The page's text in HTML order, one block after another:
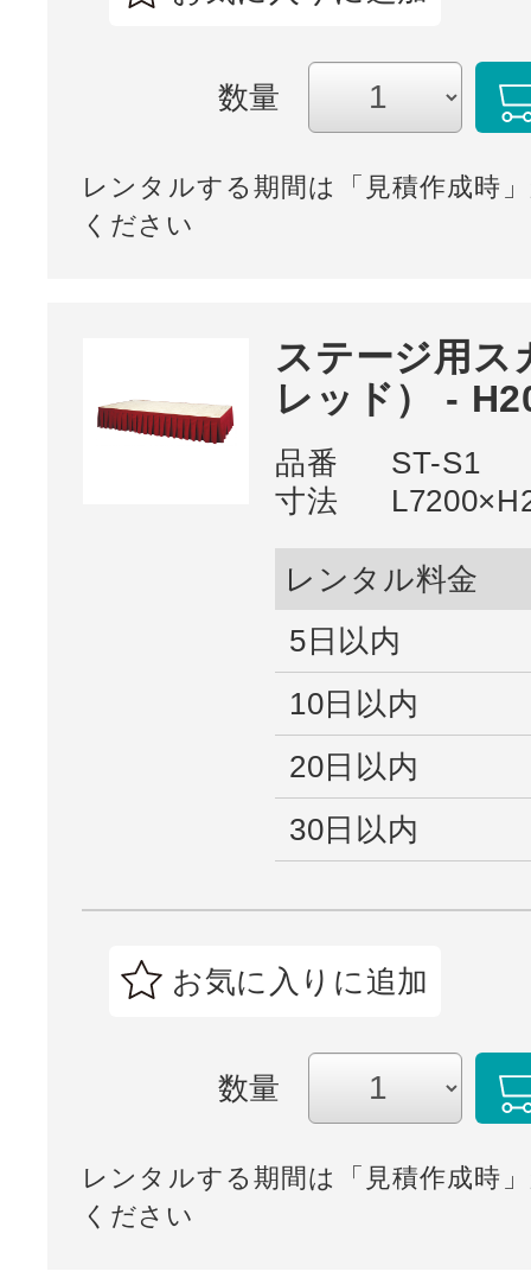
数量
レンタルする期間は「見積作成時
ください
ステージ用ス
レッド） -
品番
ST-S1
寸法
レンタル料金
5日以内
10日以内
20日以内
30日以内
お気に入りに追加
数量
レンタルする期間は「見積作成時
ください